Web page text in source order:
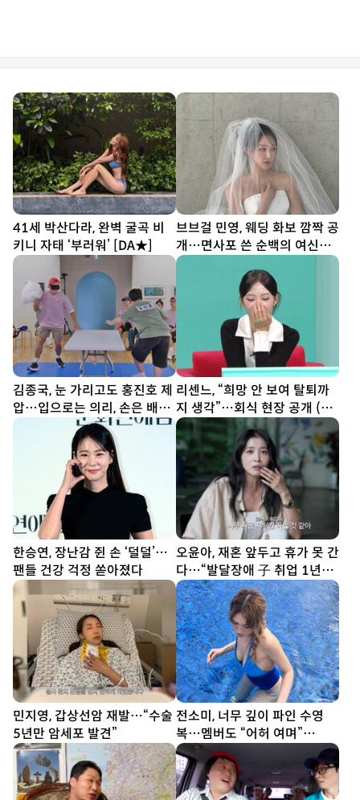
41세 박산다라, 완벽 굴곡 비
키니 자태 ‘부러워’ [DA★]
브브걸 민영, 웨딩 화보 깜짝 공
개…면사포 쓴 순백의 여신
[DA★]
김종국, 눈 가리고도 홍진호 제
압…입으로는 의리, 손은 배신
(런닝맨)
리센느, “희망 안 보여 탈퇴까
지 생각”…회식 현장 공개 (전
참시)
한승연, 장난감 쥔 손 ‘덜덜’…
팬들 건강 걱정 쏟아졌다
오윤아, 재혼 앞두고 휴가 못 간
다…“발달장애 子 취업 1년
차” [SD톡톡]
민지영, 갑상선암 재발…“수술
5년만 암세포 발견”
전소미, 너무 깊이 파인 수영
복…멤버도 “어허 여며”
[DA★]